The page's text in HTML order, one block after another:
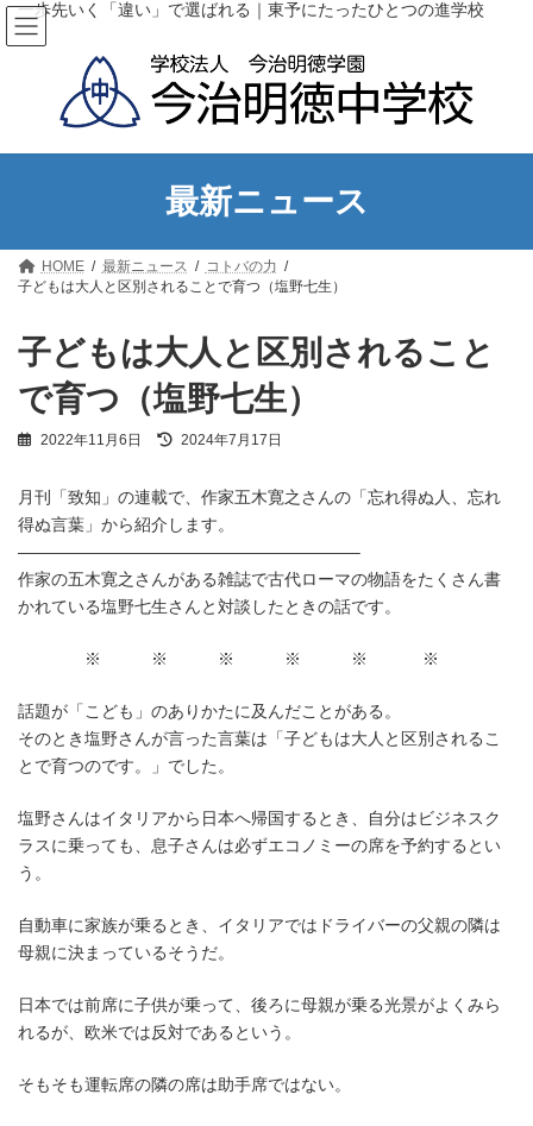
コ
ン
テ
キ
ナ
ビ
ゲ
に
一歩先いく「違い」で選ばれる｜東予にたったひとつの進学校
最新ニュース
HOME 最新ニュース
コトバの力
子どもは大人と区別されることで育つ（塩野七生）
子どもは大人と区別されること
で育つ（塩野七生）
2022年11月6日
最
新
日
:
2024年7月17日
月刊「致知」の連載で、作家五木寛之さんの「忘れ得ぬ人、忘れ
得ぬ言葉」から紹介します。
————————————————————–
作家の五木寛之さんがある雑誌で古代ローマの物語をたくさん書
かれている塩野七生さんと対談したときの話です。
※ ※ ※ ※ ※ ※
話題が「こども」のありかたに及んだことがある。
そのとき塩野さんが言った言葉は「子どもは大人と区別されるこ
とで育つのです。」でした。
塩野さんはイタリアから日本へ帰国するとき、自分はビジネスク
ラスに乗っても、息子さんは必ずエコノミーの席を予約するとい
う。
自動車に家族が乗るとき、イタリアではドライバーの父親の隣は
母親に決まっているそうだ。
日本では前席に子供が乗って、後ろに母親が乗る光景がよくみら
れるが、欧米では反対であるという。
そもそも運転席の隣の席は助手席ではない。